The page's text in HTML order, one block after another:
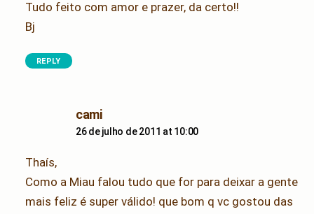
Tudo feito com amor e prazer, da certo!!
Bj
REPLY
camisays:
26 de julho de 2011 at 10:00
Thaís,
Como a Miau falou tudo que for para deixar a gente
mais feliz é super válido! que bom q vc gostou das